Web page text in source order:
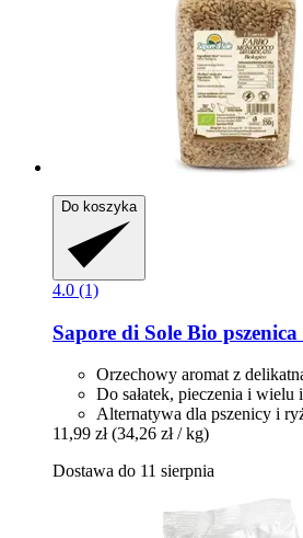
Do koszyka
4.0 (1)
Sapore di Sole Bio pszenica
Orzechowy aromat z
Do sałatek, pieczenia i wielu
Alternatywa dla pszenicy i
11,99 zł (34,26 zł / kg)
Dostawa do 11 sierpnia